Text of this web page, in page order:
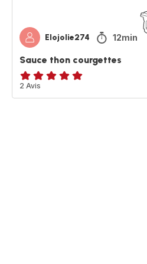
Elojolie274 12min
Sauce thon courgettes
Avis
5
2 Avis